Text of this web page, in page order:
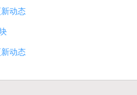
动态
动态